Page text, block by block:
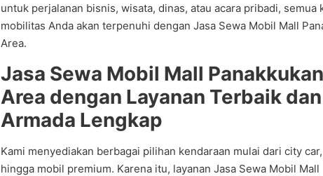
untuk perjalanan bisnis, wisata, dinas, atau acara pribadi, semua
mobilitas Anda akan terpenuhi dengan Jasa Sewa Mobil Mall
Area.
Jasa Sewa Mobil Mall
Area dengan Layanan Terbaik dan
Armada Lengkap
Kami menyediakan berbagai pilihan kendaraan mulai dari city car,
hingga mobil premium. Karena itu, layanan Jasa Sewa Mobil Mall